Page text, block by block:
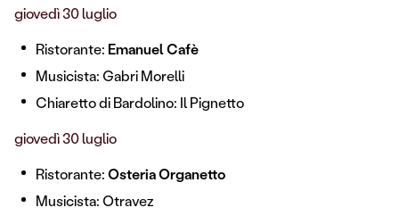
giovedì 30 luglio
Ristorante: Emanuel Cafè
Musicista: Gabri Morelli
Chiaretto di Bardolino: Il Pignetto
giovedì 30 luglio
Ristorante:Osteria Organetto
Musicista: Otravez